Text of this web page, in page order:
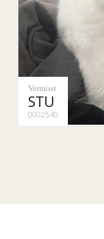
Vermisst
STU
0002540